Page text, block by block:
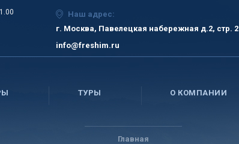
Наш адрес:
г. Москва, Павелецкая набережная д.2, стр. 2
info@freshim.ru
ТУРЫ О КОМПАНИИ
Главная